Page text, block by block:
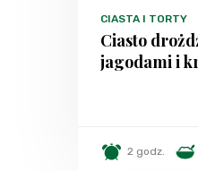
CIASTA I TORTY
Ciasto
jagodami i
2 godz.